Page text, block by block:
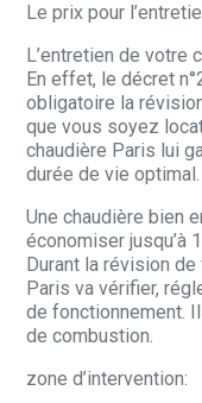
Le prix pour
L’entretien de votre
En effet, le décret
obligatoire la
que vous soyez
chaudière Paris lui
durée de vie optimal.
Une chaudière bien
économiser jusqu’à
Durant la révision
Paris va vérifier,
de fonctionnement.
de combustion.
zone d’intervention: